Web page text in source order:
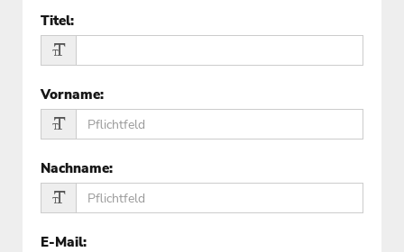
Titel:
Vorname:
Nachname:
E-Mail: